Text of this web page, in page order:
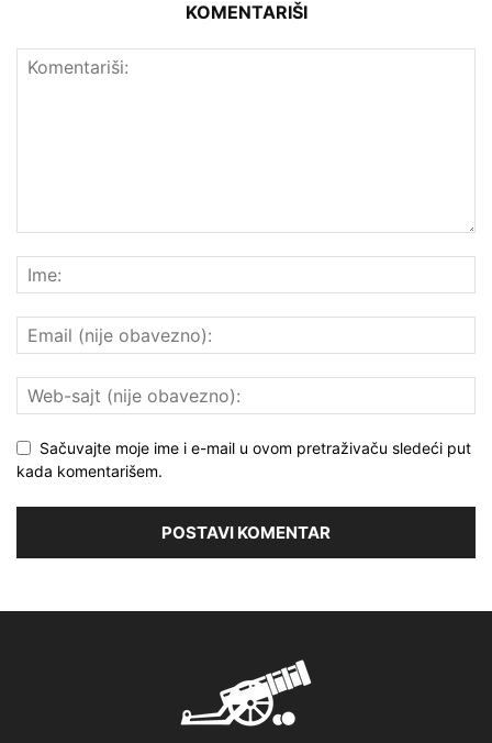
KOMENTARIŠI
Sačuvajte moje ime i e-mail u ovom pretraživaču sledeći put
kada komentarišem.